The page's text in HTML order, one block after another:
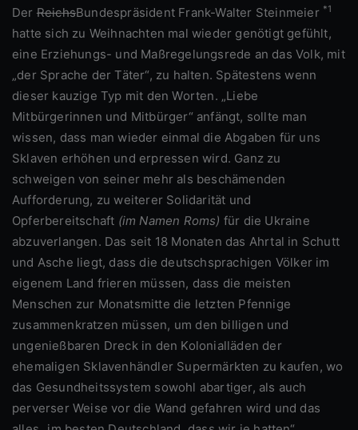
Der ReichsBundespräsident Frank-Walter Steinmeier *1
hatte sich zu Weihnachten mal wieder genötigt gefühlt,
eine Erziehungs- und Maßregelungsrede an das Volk, mit
„der Sprache der Täter“, zu halten. Spätestens wenn
dieser kauzige Typ mit den Worten. „Liebe
Mitbürgerinnen und Mitbürger“ anfängt, sollte man
wissen, dass man wieder einmal die Abgaben für uns
Sklaven erhöhen und erpressen wird. Ganz zu
schweigen von seiner mehr als beschämenden
Aufforderung, zu weiterer Solidarität und
Opferbereitschaft (im Namen Roms) für die Ukraine
abzuverlangen. Das seit 18 Monaten das Ahrtal in Schutt
und Asche liegt, dass die deutschsprachigen Völker im
eigenem Land frieren müssen, dass die meisten
Menschen zur Monatsmitte die letzten Pfennige
zusammenkratzen müssen, um den billigen und
ungenießbaren Dreck in den Kolonialläden der
ehemaligen Sklavenhändler Supermärkten zu kaufen, wo
das Gesundheitssystem sowohl abartiger, als auch
perverser Weise vor die Wand gefahren wird und das